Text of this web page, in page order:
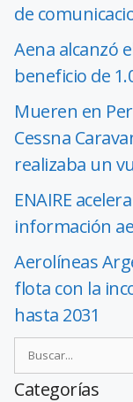
de
Aena alcanzó
beneficio de
Mueren en
Cessna
realizaba un
ENAIRE
información
Aerolíneas
flota con la
hasta 2031
Categorías